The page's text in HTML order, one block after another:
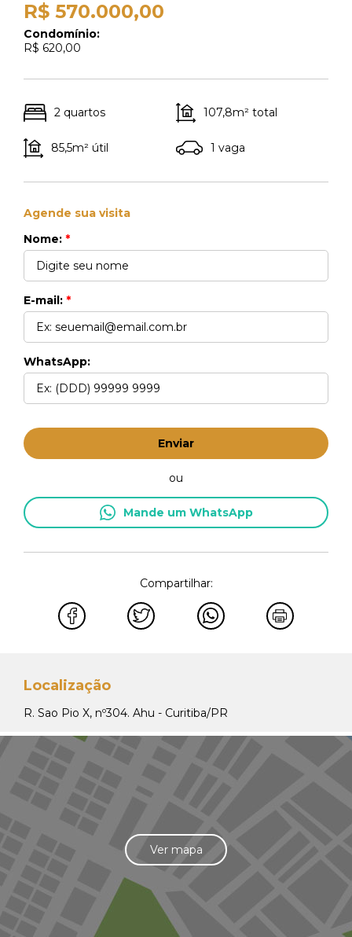
Whats Venda
41 99148-4621
R$ 570.000,00
Condomínio:
R$ 620,00
2 quartos 107,8m² total
85,5m² útil 1 vaga
Agende sua visita
Nome: *
E-mail: *
WhatsApp:
Enviar
ou
Mande um WhatsApp
Compartilhar:
Localização
R. Sao Pio X, nº304. Ahu - Curitiba/PR
Ver mapa